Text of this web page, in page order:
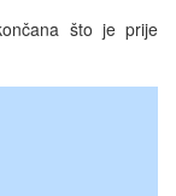
što je prije